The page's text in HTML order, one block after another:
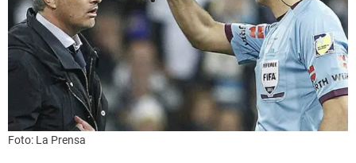
Foto: La Prensa